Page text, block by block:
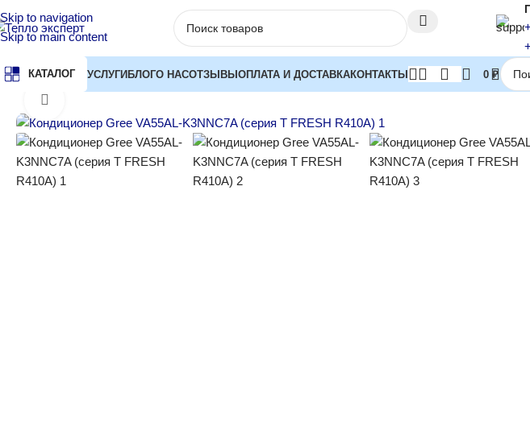
Skip to navigation
Skip to main content
КАТАЛОГ УСЛУГИБЛОГО НАСОТЗЫВЫОПЛАТА И ДОСТАВКАКОНТАКТЫ 0 ₽
Главная Полупромышленные сплит-системы Сплит-системы колонного типа